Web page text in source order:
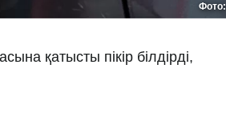
Фото:
қатысты пікір білдірді,